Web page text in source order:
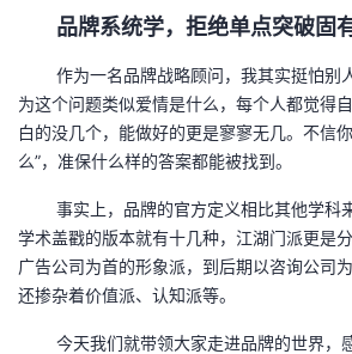
的
博
客
我
的
论
坛
我
的
圈
子
我
的
直
我
的
我
品牌系统学，拒绝单点突破固
作为一名品牌战略顾问，我其实挺怕别
为这个问题类似爱情是什么，每个人都觉得
白的没几个，能做好的更是寥寥无几。不信
么”，准保什么样的答案都能被找到。
事实上，品牌的官方定义相比其他学科
学术盖戳的版本就有十几种，江湖门派更是
广告公司为首的形象派，到后期以咨询公司
还掺杂着价值派、认知派等。
今天我们就带领大家走进品牌的世界，